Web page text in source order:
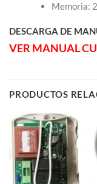
Memoria:
DESCARGA DE
VER MANUAL
PRODUCTOS